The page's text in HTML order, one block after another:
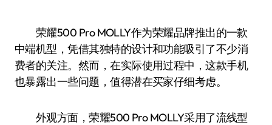
荣耀500 Pro MOLLY作为荣耀品牌推出的一款
中端机型，凭借其独特的设计和功能吸引了不少消
费者的关注。然而，在实际使用过程中，这款手机
也暴露出一些问题，值得潜在买家仔细考虑。
外观方面，荣耀500 Pro MOLLY采用了流线型